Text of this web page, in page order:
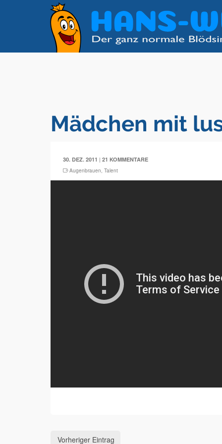
Mädchen mit
30. DEZ. 2011 | 21 KOMMENTARE
Augenbrauen, Talent
Vorheriger Eintrag